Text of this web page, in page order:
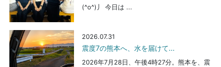
(^o^)丿 今日は ...
2026.07.31
震度7の熊本へ、水を届けて...
2026年7月28日、午後4時27分。熊本を、震